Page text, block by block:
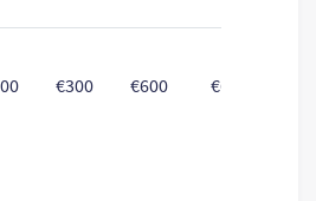
€300 €600 €600